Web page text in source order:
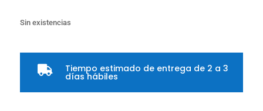
Sin existencias
 Tiempo estimado de entrega de 2 a 3
días hábiles